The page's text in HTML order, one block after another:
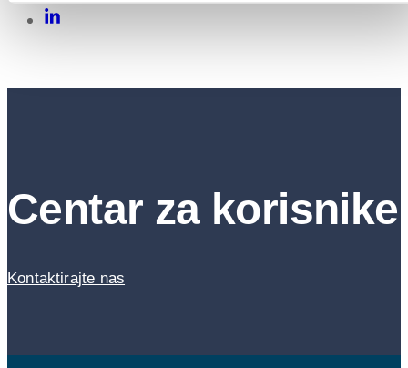
Centar za korisnike
Kontaktirajte nas